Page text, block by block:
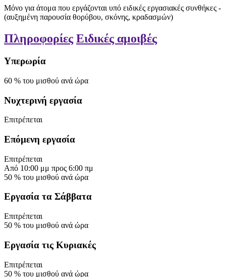
Μόνο για άτομα που εργάζονται υπό ειδικές εργασιακές συνθήκες -
(αυξημένη παρουσία θορύβου, σκόνης, κραδασμών)
Πληροφορίες Ειδικές αμοιβές
Υπερωρία
60 % του μισθού ανά ώρα
Νυχτερινή εργασία
Επιτρέπεται
Επόμενη εργασία
Επιτρέπεται
Από 10:00 μμ προς 6:00 πμ
50 % του μισθού ανά ώρα
Εργασία τα Σάββατα
Επιτρέπεται
50 % του μισθού ανά ώρα
Εργασία τις Κυριακές
Επιτρέπεται
50 % του μισθού ανά ώρα